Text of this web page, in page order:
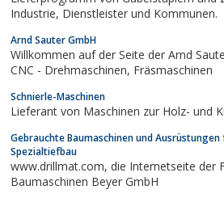
Industrie, Dienstleister und Kommunen.
Arnd Sauter GmbH
Willkommen auf der Seite der Arnd
CNC - Drehmaschinen, Fräsmaschinen
Schnierle-Maschinen
Lieferant von Maschinen zur Holz- und
Gebrauchte Baumaschinen und Ausrüstungen
Spezialtiefbau
www.drillmat.com, die Internetseite der Firma BMB
Baumaschinen Beyer GmbH